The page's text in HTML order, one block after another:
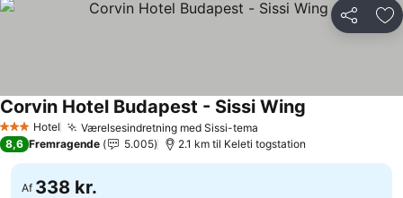
Del
3 StjernerHotel Værelsesindretning med Sissi-tema
Corvin Hotel Budapest - Sissi Wing
8,6 Fremragende 5.005 2.1 km til Keleti togstation
Af 338 kr.